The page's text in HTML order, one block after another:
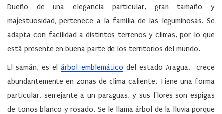
Dueño de una elegancia particular, gran tamaño y
majestuosidad, pertenece a la familia de las leguminosas. Se
adapta con facilidad a distintos terrenos y climas, por lo que
está presente en buena parte de los territorios del mundo.
El samán, es elárbol emblemático del estado Aragua, crece
abundantemente en zonas de clima caliente. Tiene una forma
particular, semejante a un paraguas, y sus flores son espigas
de tonos blanco y rosado. Se le llama árbol de la lluviaporque